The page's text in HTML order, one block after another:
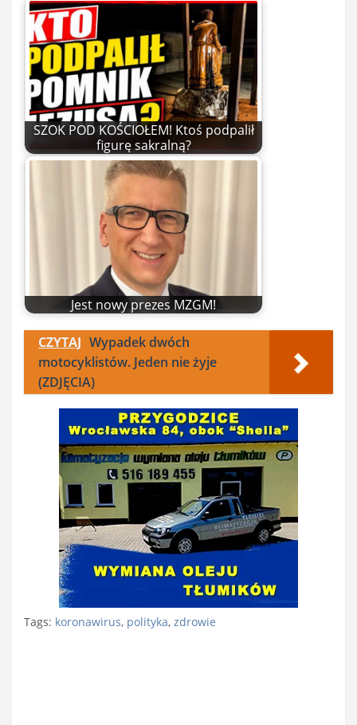
SZOK POD KOŚCIOŁEM! Ktoś podpalił
figurę sakralną?
Jest nowy prezes MZGM!
CZYTAJ Wypadek dwóch
motocyklistów. Jeden nie żyje
(ZDJĘCIA)
Tags: koronawirus, polityka, zdrowie